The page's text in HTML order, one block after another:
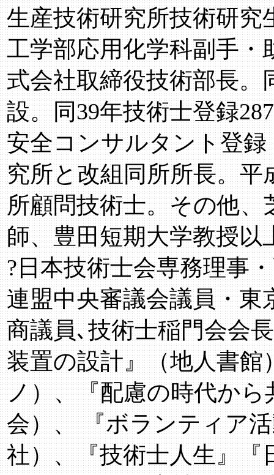
生産技術研究所技術研究
工学部応用化学科副手・
式会社取締役技術部長。
設。同39年技術士登録
安全コンサルタント登録
究所と改組同所所長。平
所顧問技術士。その他
師、豊田短期大学教授以
?日本技術士会専務理事
連盟中央審議会議員・東
商議員､技術士稲門会会
装置の設計』（地人書
ノ）、『配慮の時代か
会）、 『ボランティア
社）、『技術士人生』